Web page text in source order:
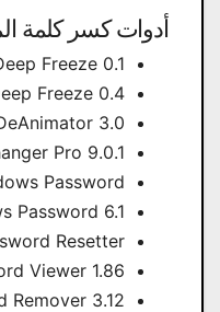
أدوات كسر كلمة
Freeze 0.1.
Freeze 0.4.
3.0.
Pro 9.0.1.
Password.
Password 6.1.
Resetter.
Viewer 1.86.
Remover 3.12.